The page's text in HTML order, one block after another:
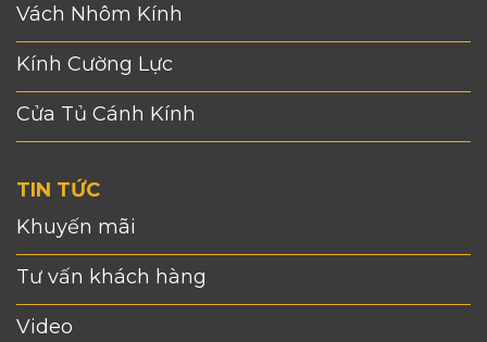
Vách Nhôm Kính
Kính Cường Lực
Cửa Tủ Cánh Kính
TIN TỨC
Khuyến mãi
Tư vấn khách hàng
Video